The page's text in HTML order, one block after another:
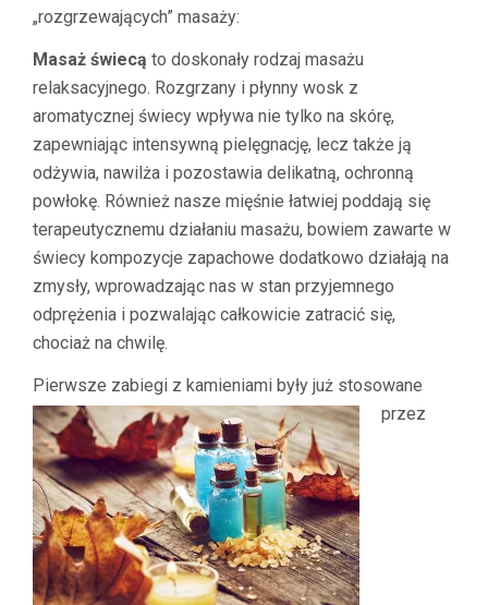
„rozgrzewających” masaży:
Masaż świecą to doskonały rodzaj masażu
relaksacyjnego. Rozgrzany i płynny wosk z
aromatycznej świecy wpływa nie tylko na skórę,
zapewniając intensywną pielęgnację, lecz także ją
odżywia, nawilża i pozostawia delikatną, ochronną
powłokę. Również nasze mięśnie łatwiej poddają się
terapeutycznemu działaniu masażu, bowiem zawarte w
świecy kompozycje zapachowe dodatkowo działają na
zmysły, wprowadzając nas w stan przyjemnego
odprężenia i pozwalając całkowicie zatracić się,
chociaż na chwilę.
Pierwsze zabiegi z kamieniami były już stosowane
przez